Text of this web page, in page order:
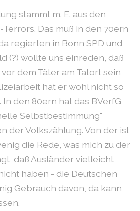
stammt m. E. aus den
Das muß in den 70ern
regierten in Bonn SPD und
(?) wollte uns einreden, daß
dem Täter am Tatort sein
hat er wohl nicht so
In den 80ern hat das BVerfG
Selbstbestimmung"
der Volkszählung. Von der ist
die Rede, was mich zu der
daß Ausländer vielleicht
haben - die Deutschen
Gebrauch davon, da kann